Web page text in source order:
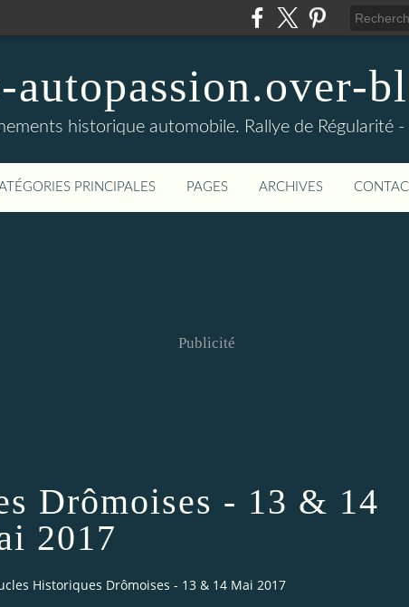
autopassion.over-
historique automobile. Rallye de Régularité
PRINCIPALES PAGES ARCHIVES
Publicité
Drômoises - 13 & 14
2017
Historiques Drômoises - 13 & 14 Mai 2017